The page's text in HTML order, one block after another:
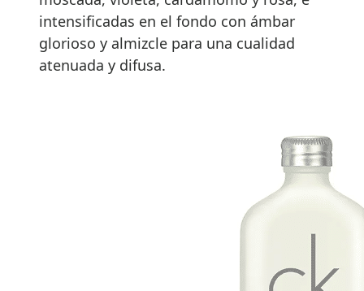
intensificadas en el fondo con ámbar
glorioso y almizcle para una cualidad
atenuada y difusa.